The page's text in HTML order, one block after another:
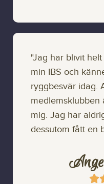
"Jag har blivit
min IBS och
ryggbesvär idag.
medlemsklubben
mig. Jag har
dessutom fått en
